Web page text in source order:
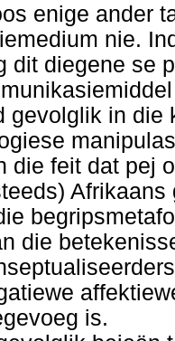
enige ander
nie.
dit diegene se
gevolglik in die
die feit dat pej
die
is.